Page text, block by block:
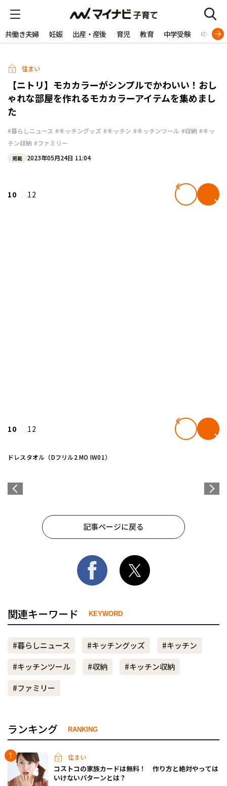
共働き夫婦 妊娠 出産・産後 育児 教育 中学受験 中学生
住まい
【ニトリ】モカカラーがシンプルでかわいい！おし
ゃれな部屋を作れるモカカラーアイテムを集めまし
た
#暮らしニュース #キッチングッズ #キッチン #キッチンツール #収納 #キッ
チン収納 #ファミリー
掲載 2023年05月24日 11:04
10 12
10 12
ドレスタオル（Dフリル2 MO IW01）
記事ページに戻る
関連キーワード KEYWORD
#暮らしニュース #キッチングッズ
#キッチン
#キッチンツール
#収納
#キッチン収納
#ファミリー
ランキング RANKING
住まい
コストコの家族カードは無料！ 作り方と絶対やっては
いけないパターンとは？